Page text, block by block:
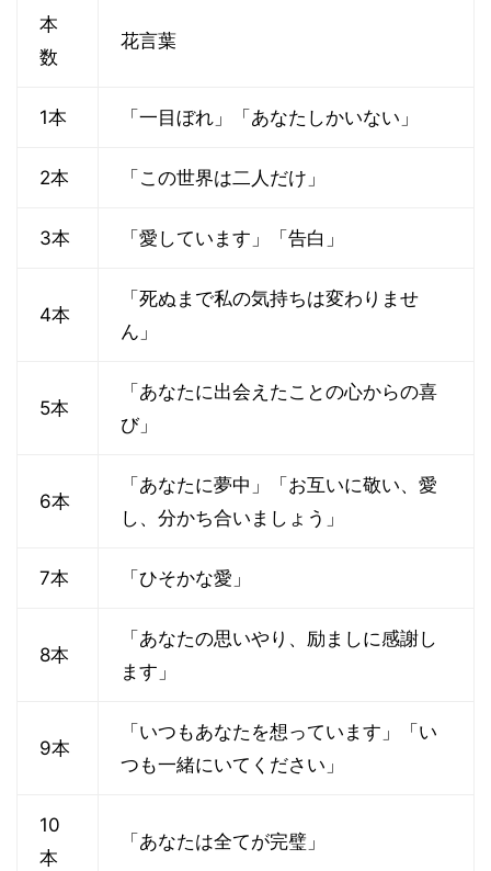
本
数
花言葉
1本 「一目ぼれ」「あなたしかいない」
2本 「この世界は二人だけ」
3本 「愛しています」「告白」
4本
「死ぬまで私の気持ちは変わりませ
ん」
5本
「あなたに出会えたことの心からの喜
び」
6本
「あなたに夢中」「お互いに敬い、愛
し、分かち合いましょう」
7本 「ひそかな愛」
8本
「あなたの思いやり、励ましに感謝し
ます」
9本
「いつもあなたを想っています」「い
つも一緒にいてください」
10
本
「あなたは全てが完璧」